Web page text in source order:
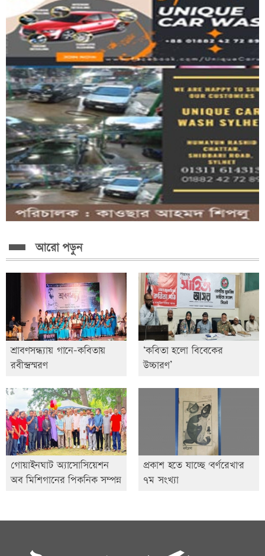
রোববার রাত ১২টা থেকে জেট ফুয়েলের নতুন দাম...
নোয়াপাড়া চা বাগানের সংকট নিরসনে ইউএনওর বৈঠক,...
আরো পড়ুন
শ্রাবণসন্ধ্যায় গানে-কবিতায়
রবীন্দ্রস্মরণ
‘কবিতা হলো বিবেকের
উচ্চারণ’
গোয়াইনঘাট অ্যাসোসিয়েশন
অব মিশিগানের পিকনিক সম্পন্ন
প্রকাশ হতে যাচ্ছে 'বর্ণরেখা'র
৭ম সংখ্যা